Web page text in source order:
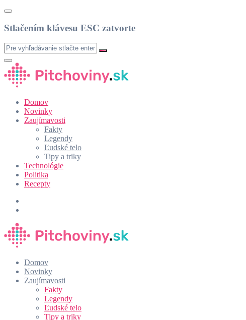
Stlačením klávesu ESC zatvorte
Domov
Novinky
Zaujímavosti
Fakty
Legendy
Ľudské telo
Tipy a triky
Technológie
Politika
Recepty
Domov
Novinky
Zaujímavosti
Fakty
Legendy
Ľudské telo
Tipy a triky